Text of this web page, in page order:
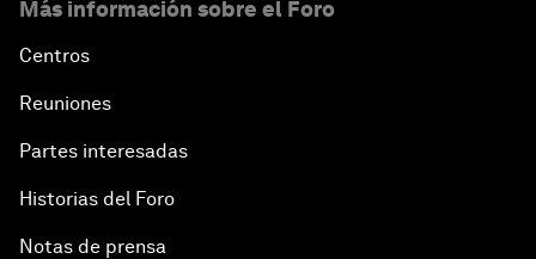
Más información sobre el Foro
Centros
Reuniones
Partes interesadas
Historias del Foro
Notas de prensa